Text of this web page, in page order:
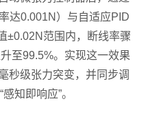
达0.001N）与自适应PID
±0.02N范围内，断线率骤
至99.5%。实现这一效果
秒级张力突变，并同步调
知即响应”。